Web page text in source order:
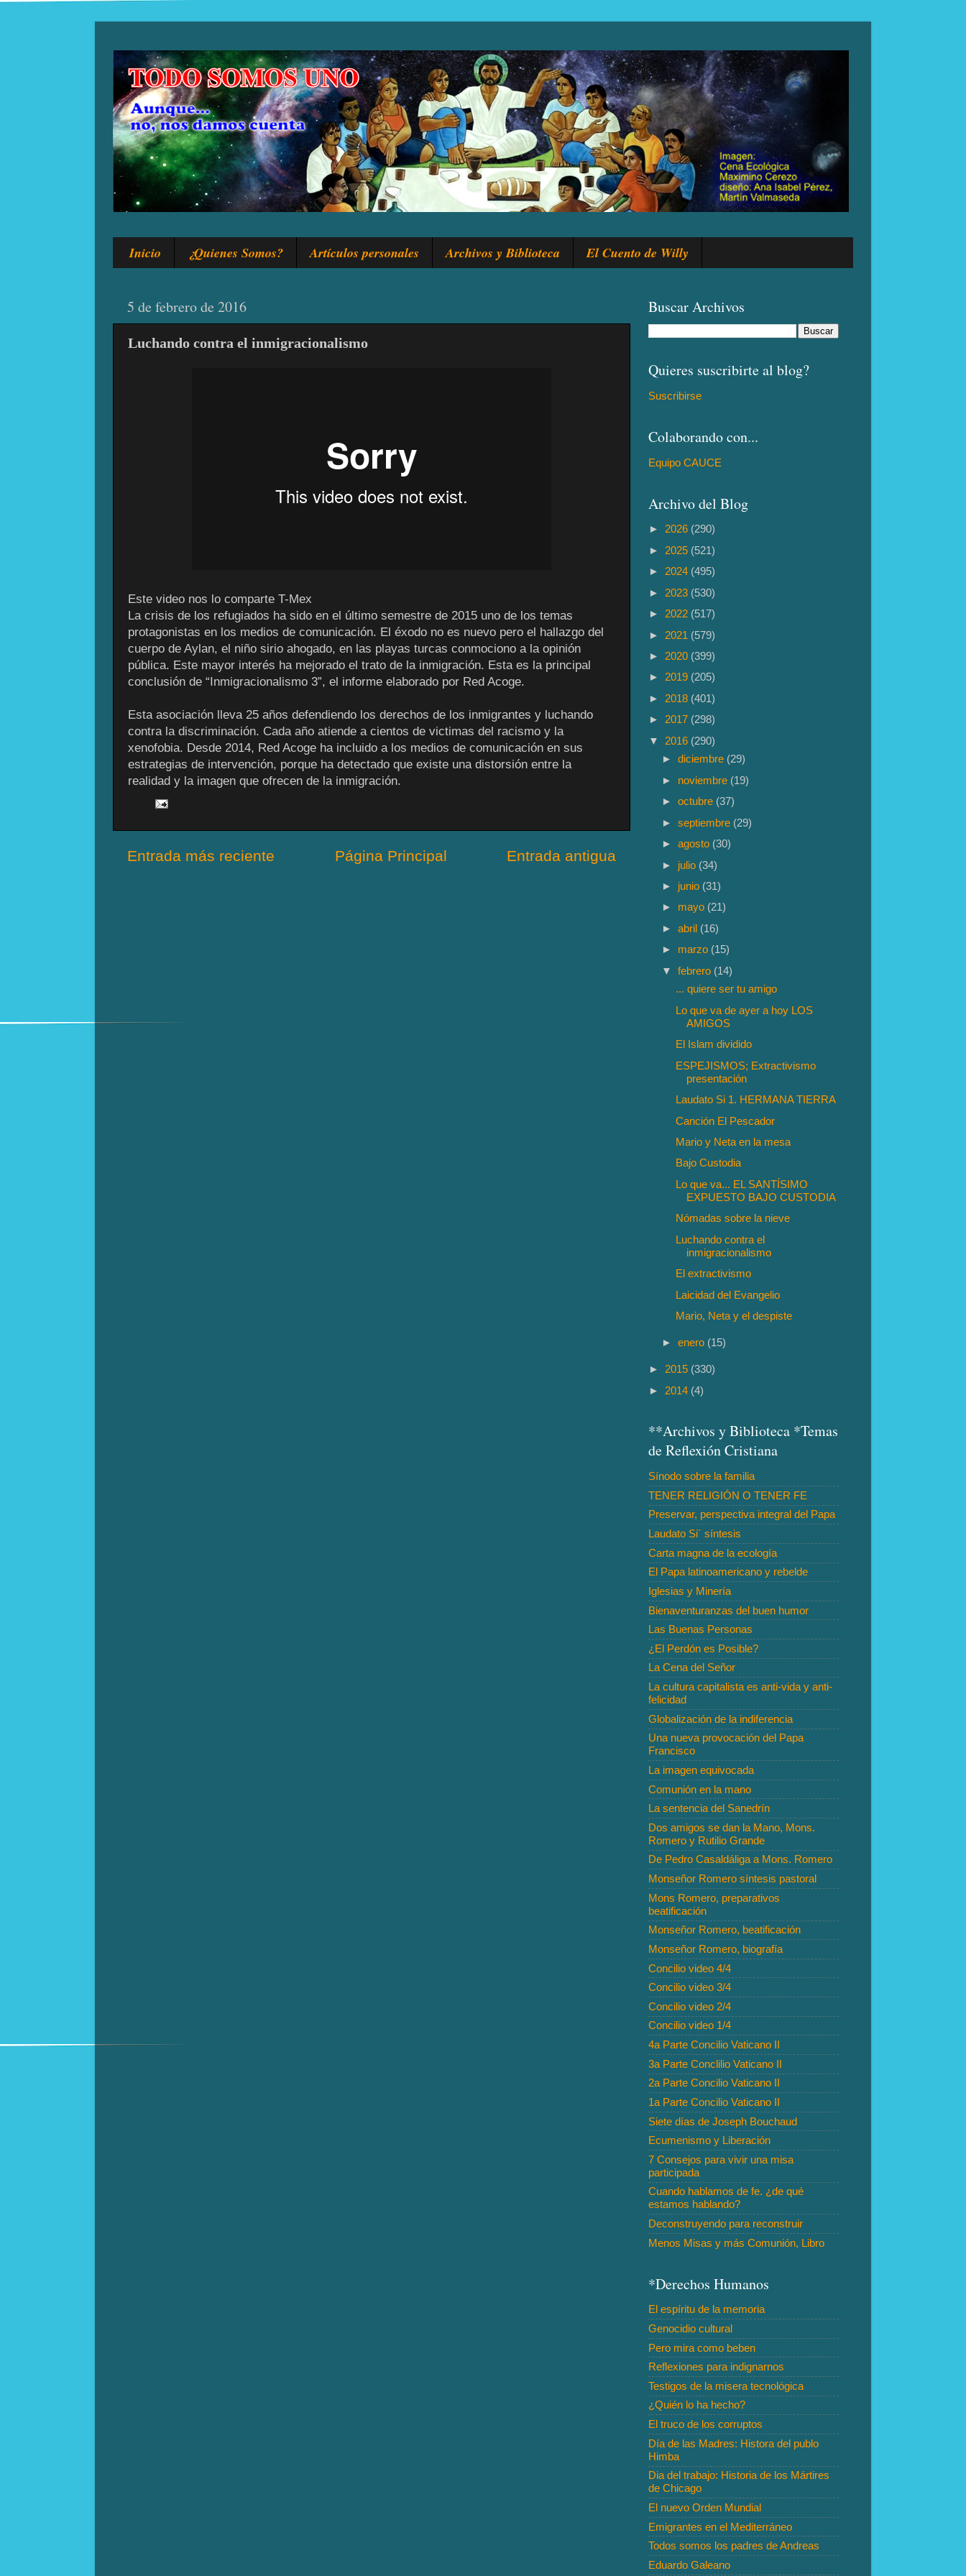
Inicio ¿Quienes Somos? Artículos personales Archivos y Biblioteca El Cuento de Willy
5 de febrero de 2016
Luchando contra el inmigracionalismo
Este video nos lo comparte T-Mex
La crisis de los refugiados ha sido en el último semestre de 2015 uno de los temas
protagonistas en los medios de comunicación. El éxodo no es nuevo pero el hallazgo del
cuerpo de Aylan, el niño sirio ahogado, en las playas turcas conmociono a la opinión
pública. Este mayor interés ha mejorado el trato de la inmigración. Esta es la principal
conclusión de “Inmigracionalismo 3”, el informe elaborado por Red Acoge.
Esta asociación lleva 25 años defendiendo los derechos de los inmigrantes y luchando
contra la discriminación. Cada año atiende a cientos de victimas del racismo y la
xenofobia. Desde 2014, Red Acoge ha incluido a los medios de comunicación en sus
estrategias de intervención, porque ha detectado que existe una distorsión entre la
realidad y la imagen que ofrecen de la inmigración.
Entrada más reciente Entrada antigua
Página Principal
Buscar Archivos
Quieres suscribirte al blog?
Suscribirse
Colaborando con...
Equipo CAUCE
Archivo del Blog
► 2026 (290)
► 2025 (521)
► 2024 (495)
► 2023 (530)
► 2022 (517)
► 2021 (579)
► 2020 (399)
► 2019 (205)
► 2018 (401)
► 2017 (298)
▼ 2016 (290)
►diciembre (29)
► noviembre (19)
►octubre (37)
►septiembre (29)
►agosto (30)
► julio (34)
► junio (31)
► mayo (21)
►abril (16)
► marzo (15)
▼febrero (14)
... quiere ser tu amigo
Lo que va de ayer a hoy LOS
AMIGOS
El Islam dividido
ESPEJISMOS; Extractivismo
presentación
Laudato Si 1. HERMANA TIERRA
Canción El Pescador
Mario y Neta en la mesa
Bajo Custodia
Lo que va... EL SANTÍSIMO
EXPUESTO BAJO CUSTODIA
Nómadas sobre la nieve
Luchando contra el
inmigracionalismo
El extractivismo
Laicidad del Evangelio
Mario, Neta y el despiste
►enero (15)
► 2015 (330)
► 2014 (4)
**Archivos y Biblioteca *Temas
de Reflexión Cristiana
Sínodo sobre la familia
TENER RELIGIÓN O TENER FE
Preservar, perspectiva integral del Papa
Laudato Si´ síntesis
Carta magna de la ecología
El Papa latinoamericano y rebelde
Iglesias y Minería
Bienaventuranzas del buen humor
Las Buenas Personas
¿El Perdón es Posible?
La Cena del Señor
La cultura capitalista es anti-vida y anti-
felicidad
Globalización de la indiferencia
Una nueva provocación del Papa
Francisco
La imagen equivocada
Comunión en la mano
La sentencia del Sanedrín
Dos amigos se dan la Mano, Mons.
Romero y Rutilio Grande
De Pedro Casaldáliga a Mons. Romero
Monseñor Romero síntesis pastoral
Mons Romero, preparativos
beatificación
Monseñor Romero, beatificación
Monseñor Romero, biografía
Concilio video 4/4
Concilio video 3/4
Concilio video 2/4
Concilio video 1/4
4a Parte Concilio Vaticano II
3a Parte Conclilio Vaticano II
2a Parte Concilio Vaticano II
1a Parte Concilio Vaticano II
Siete días de Joseph Bouchaud
Ecumenismo y Liberación
7 Consejos para vivir una misa
participada
Cuando hablamos de fe. ¿de qué
estamos hablando?
Deconstruyendo para reconstruir
Menos Misas y más Comunión, Libro
*Derechos Humanos
El espíritu de la memoria
Genocidio cultural
Pero mira como beben
Reflexiones para indignarnos
Testigos de la misera tecnológica
¿Quién lo ha hecho?
El truco de los corruptos
Día de las Madres: Histora del publo
Himba
Dia del trabajo: Historia de los Mártires
de Chicago
El nuevo Orden Mundial
Emigrantes en el Mediterráneo
Todos somos los padres de Andreas
Eduardo Galeano